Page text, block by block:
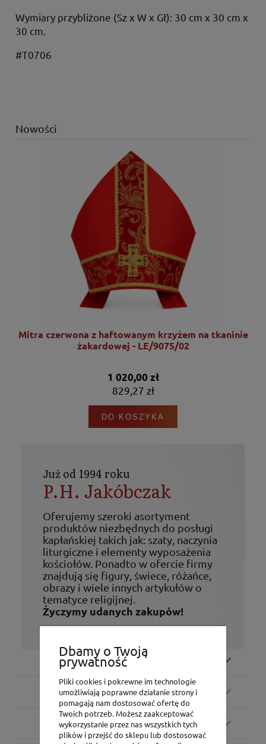
Wymiary przybliżone (Sz x W x Gł): 30 cm x 30 cm x
30 cm.
#T0706
Nowości
Mitra czerwona z haftowanym krzyżem na tkaninie
żakardowej - LE/9075/02
1 020,00 zł
829,27 zł
DO KOSZYKA
Już od 1994 roku
P.H. Jakóbczak
Oferujemy szeroki asortyment
produktów niezbędnych do posługi
kapłańskiej takich jak: szaty, naczynia
liturgiczne i elementy wyposażenia
kościołów. Ponadto w ofercie firmy
znajdują się figury, świece, różańce,
obrazy i wiele innych artykułów o
tematyce religijnej.
Życzymy udanych zakupów!
Moje konto
Zamówienia
Pomoc
Dbamy o Twoją
prywatność
Pliki cookies i pokrewne im technologie
umożliwiają poprawne działanie strony i
pomagają nam dostosować ofertę do
Twoich potrzeb. Możesz zaakceptować
wykorzystanie przez nas wszystkich tych
plików i przejść do sklepu lub dostosować